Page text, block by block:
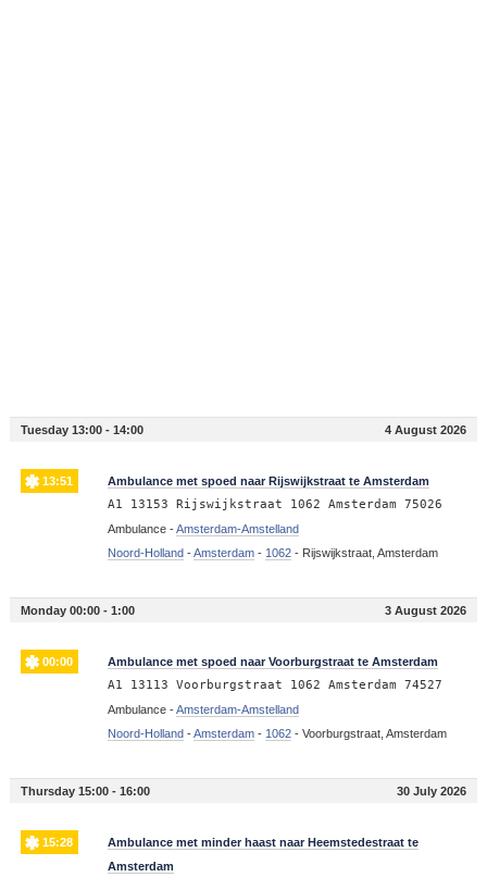
Tuesday 13:00 - 14:00 4 August 2026
13:51 Ambulance met spoed naar Rijswijkstraat te Amsterdam
A1 13153 Rijswijkstraat 1062 Amsterdam 75026
Ambulance -Amsterdam-Amstelland
Noord-Holland-Amsterdam- 1062- Rijswijkstraat, Amsterdam
Monday 00:00 - 1:00 3 August 2026
00:00 Ambulance met spoed naar Voorburgstraat te Amsterdam
A1 13113 Voorburgstraat 1062 Amsterdam 74527
Ambulance -Amsterdam-Amstelland
Noord-Holland-Amsterdam- 1062- Voorburgstraat, Amsterdam
Thursday 15:00 - 16:00 30 July 2026
15:28
Ambulance met minder haast naar Heemstedestraat te
Amsterdam